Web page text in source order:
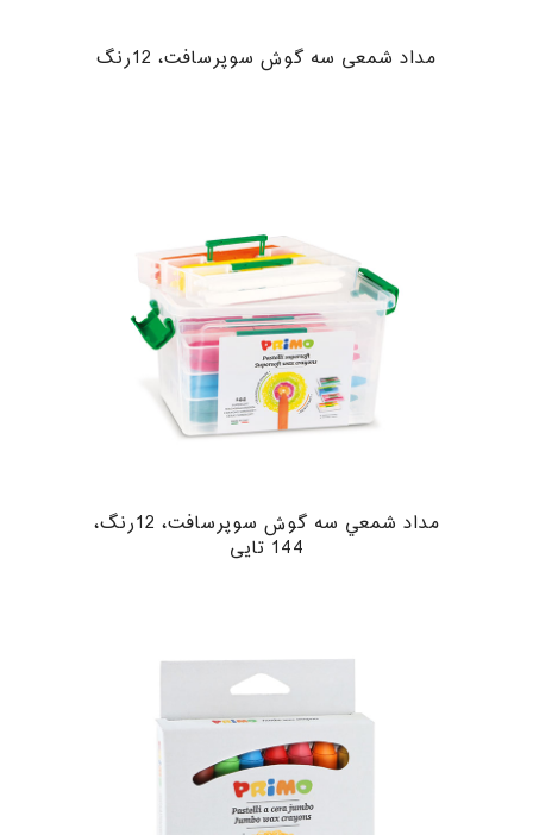
مداد شمعی سه گوش سوپرسافت، 12رنگ
مداد شمعي سه گوش سوپرسافت، 12رنگ،
144 تایی